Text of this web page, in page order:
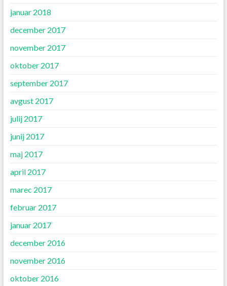
januar 2018
december 2017
november 2017
oktober 2017
september 2017
avgust 2017
julij 2017
junij 2017
maj 2017
april 2017
marec 2017
februar 2017
januar 2017
december 2016
november 2016
oktober 2016